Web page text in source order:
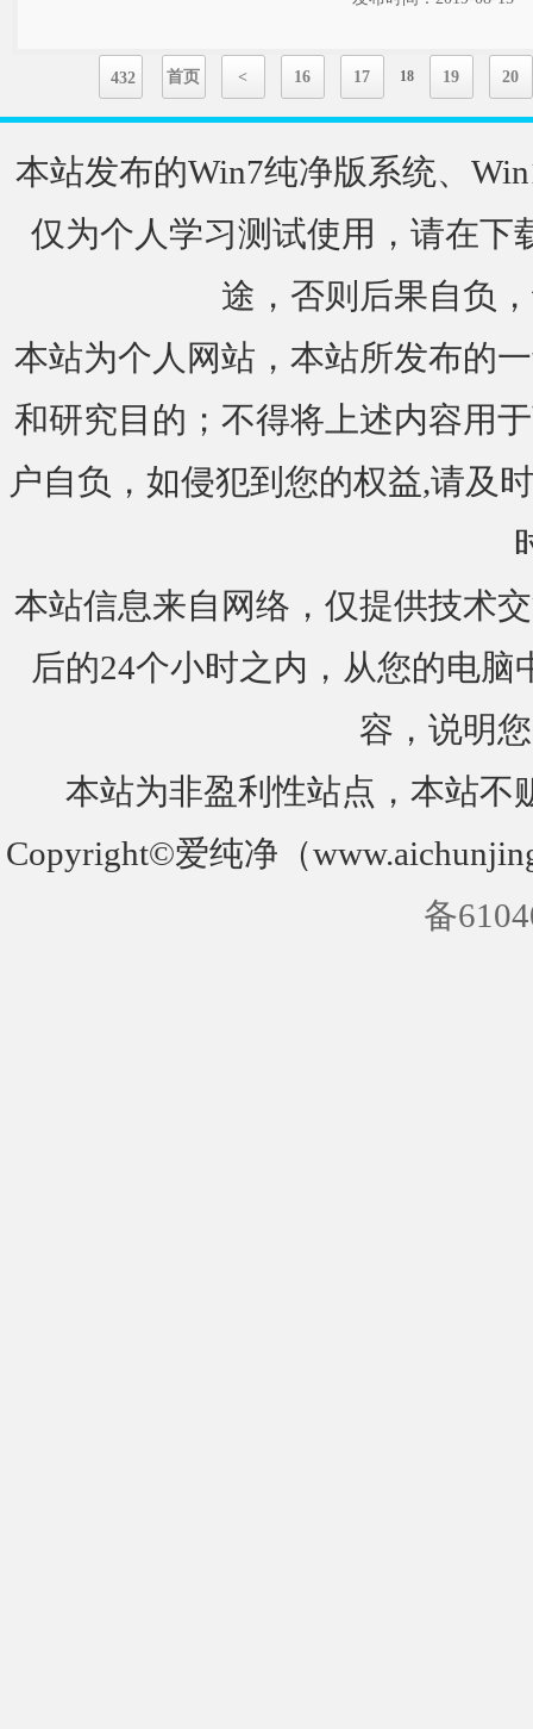
432 首页 < 16 17 18 19 20
本站发布的Win7纯净版系统、
仅为个人学习测试使用，请在下
途，否则后果自负
本站为个人网站，本站所发布的
和研究目的；不得将上述内容用
户自负，如侵犯到您的权益,请及
本站信息来自网络，仅提供技术
后的24个小时之内，从您的电
容，说明
本站为非盈利性站点，本站不
Copyright©爱纯净（
备